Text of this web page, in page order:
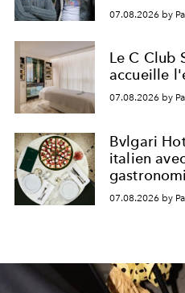
07.08.2026 by
Le C Club
accueille
07.08.2026 by
Bvlgari
italien
07.08.2026 by